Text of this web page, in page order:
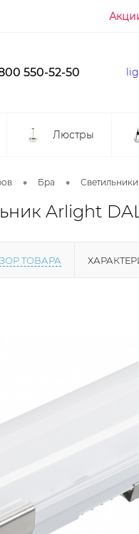
550-52-50
Люстры
• Бра •
Arlight
ТОВАРА